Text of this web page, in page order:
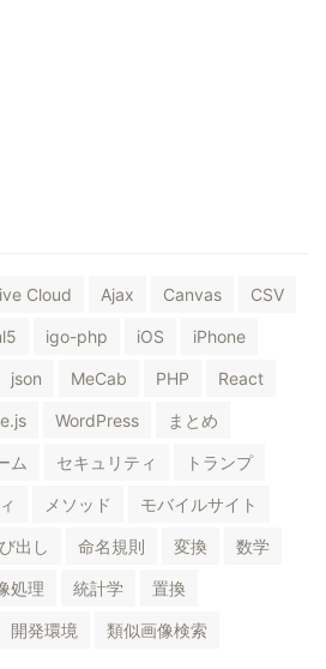
Cloud Ajax Canvas CSV
igo-php iOS iPhone
json MeCab PHP React
WordPress まとめ
ム セキュリティ トランプ
メソッド モバイルサイト
出し 命名規則 変換 数学
処理 統計学 置換
開発環境 類似画像検索